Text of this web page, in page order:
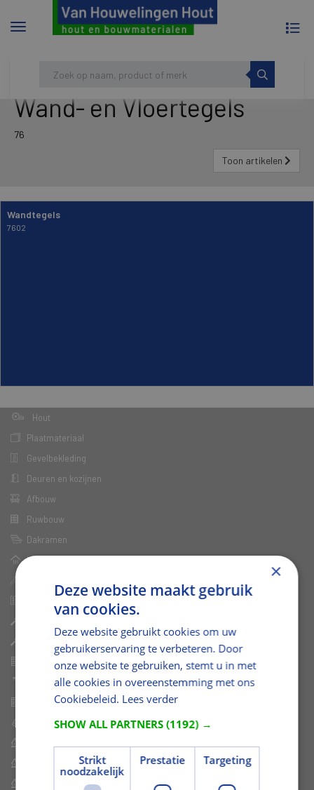
Menu
Wand- en Vloertegels
76
Toon artikelen
Wandtegels
7602
Hout
Plaatmateriaal
Gevelbekleding
Deuren en kozijnen
Afbouw
Ruwbouw
Dakramen
Isolatie
Plafond- en Wandpanelen
Grond- en Kleefstoffen
Stenen en Blokken
Bouwmetaal
Dakbedekking
Dakbenodigdheden
×
Deze website maakt gebruik
van cookies.
Deze website gebruikt cookies om uw
gebruikerservaring te verbeteren. Door
onze website te gebruiken, stemt u in met
alle cookies in overeenstemming met ons
Cookiebeleid. Lees verder
SHOW ALL PARTNERS(1192) →
Strikt
noodzakelijk
Prestatie Targeting